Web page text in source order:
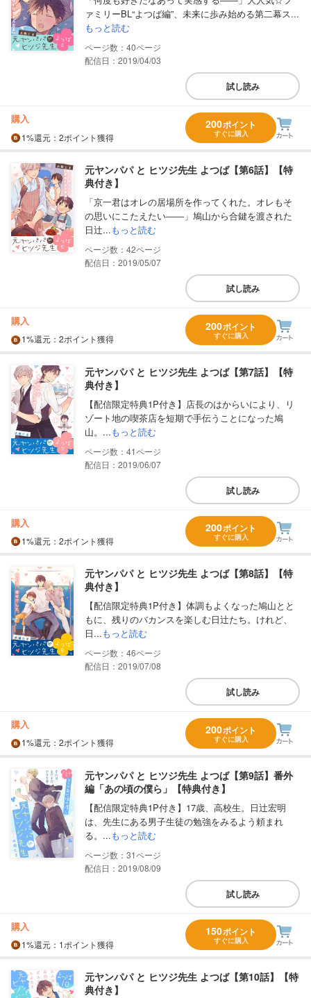
ァミリーBL“よつば編”、未来に歩み始める第二幕ス...
もっと読む
40
配信日：2019/04/03
試し読み
購入
1%還元 ：2ポイント獲得
200ポイント
すぐに購入
元ヤンパパ と ヒツジ先生 よつば【第6話】【特
典付き】
「京一君はオレの居場所を作ってくれた。オレもそ
の思いにこたえたい――」鳩山から合鍵を渡された
日辻...もっと読む
42
配信日：2019/05/07
試し読み
購入
1%還元 ：2ポイント獲得
200ポイント
すぐに購入
元ヤンパパ と ヒツジ先生 よつば【第7話】【特
典付き】
【配信限定特典1P付き】店長のはからいにより、リ
ゾート地の喫茶店を短期で手伝うことになった鳩
山。...もっと読む
41
配信日：2019/06/07
試し読み
購入
1%還元 ：2ポイント獲得
200ポイント
すぐに購入
元ヤンパパ と ヒツジ先生 よつば【第8話】【特
典付き】
【配信限定特典1P付き】体調もよくなった鳩山とと
もに、残りのバカンスを楽しむ日辻たち。けれど、
日...もっと読む
46
配信日：2019/07/08
試し読み
購入
1%還元 ：2ポイント獲得
200ポイント
すぐに購入
元ヤンパパ と ヒツジ先生 よつば【第9話】番外
編「あの頃の僕ら」【特典付き】
【配信限定特典1P付き】17歳、高校生。日辻宏明
は、先生にある男子生徒の勉強をみるよう頼まれ
る。...もっと読む
31
配信日：2019/08/09
試し読み
購入
1%還元 ：1ポイント獲得
150ポイント
すぐに購入
元ヤンパパ と ヒツジ先生 よつば【第10話】【特
典付き】